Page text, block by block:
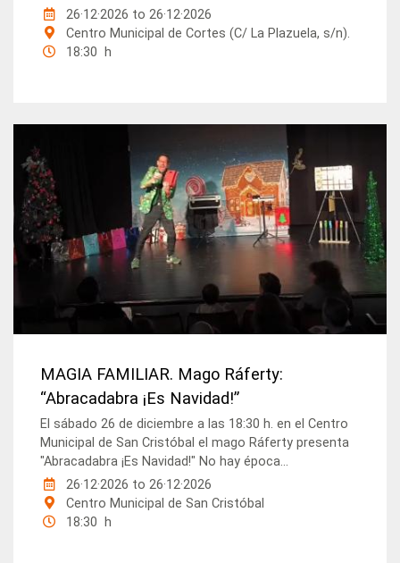
26·12·2026 to26·12·2026
Centro Municipal de Cortes (C/ La Plazuela, s/n).
18:30 h
MAGIA FAMILIAR. Mago Ráferty:
“Abracadabra ¡Es Navidad!”
El sábado 26 de diciembre a las 18:30 h. en el Centro
Municipal de San Cristóbal el mago Ráferty presenta
"Abracadabra ¡Es Navidad!" No hay época...
26·12·2026 to26·12·2026
Centro Municipal de San Cristóbal
18:30 h